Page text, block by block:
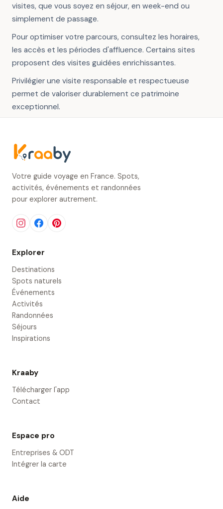
visites, que vous soyez en séjour, en week-end ou
simplement de passage.
Pour optimiser votre parcours, consultez les horaires,
les accès et les périodes d'affluence. Certains sites
proposent des visites guidées enrichissantes.
Privilégier une visite responsable et respectueuse
permet de valoriser durablement ce patrimoine
exceptionnel.
Votre guide voyage en France. Spots,
activités, événements et randonnées
pour explorer autrement.
Explorer
Destinations
Spots naturels
Événements
Activités
Randonnées
Séjours
Inspirations
Kraaby
Télécharger l'app
Contact
Espace pro
Entreprises & ODT
Intégrer la carte
Aide